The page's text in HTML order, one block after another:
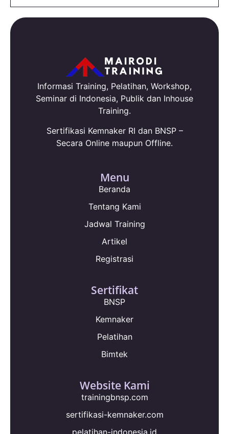
Informasi Training, Pelatihan, Workshop,
Seminar di Indonesia, Publik dan Inhouse
Training.
Sertifikasi Kemnaker RI dan BNSP –
Secara Online maupun Offline.
Menu
Beranda
Tentang Kami
Jadwal Training
Artikel
Registrasi
Sertifikat
BNSP
Kemnaker
Pelatihan
Bimtek
Website Kami
trainingbnsp.com
sertifikasi-kemnaker.com
pelatihan-indonesia.id